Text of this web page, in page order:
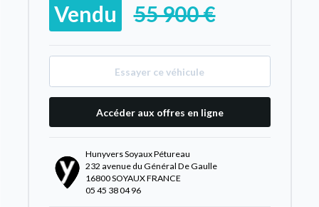
Vendu 55 900 €
Essayer ce véhicule
Accéder aux offres en ligne
Hunyvers Soyaux Pétureau
232 avenue du Général De Gaulle
16800 SOYAUX FRANCE
05 45 38 04 96